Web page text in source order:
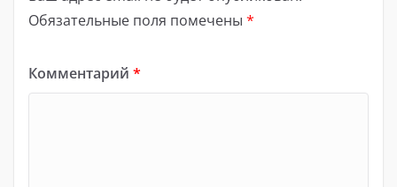
Обязательные поля помечены *
Комментарий *